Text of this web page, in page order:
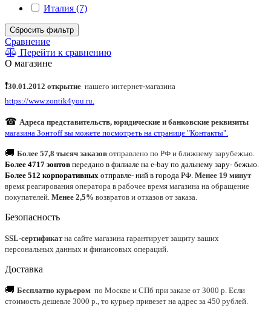
Италия (7)
Сбросить фильтр
Сравнение
Перейти к сравнению
О магазине
❗30.01.2012 открытие нашего интернет-магазина
https://www.zontik4you.ru.
☎ Адреса представительств, юридические и банковские реквизиты
магазина Зонтoff вы можете посмотреть на странице "Контакты".
🚚 Более 57,8 тысяч заказов отправлено по РФ и ближнему зарубежью.
Более 4717 зонтов передано в филиале на e-bay по дальнему зару- бежью.
Более 512 корпоративных отправле- ний в города РФ. Менее 19 минут
время реагирования оператора в рабочее время магазина на обращение
покупателей. Менее 2,5% возвратов и отказов от заказа.
Безопасность
SSL-сертификатна сайте магазина гарантирует защиту ваших
персональных данных и финансовых операций.
Доставка
🚚 Бесплатно курьером по Москве и СПб при заказе от 3000 р. Если
стоимость дешевле 3000 р., то курьер привезет на адрес за 450 рублей.